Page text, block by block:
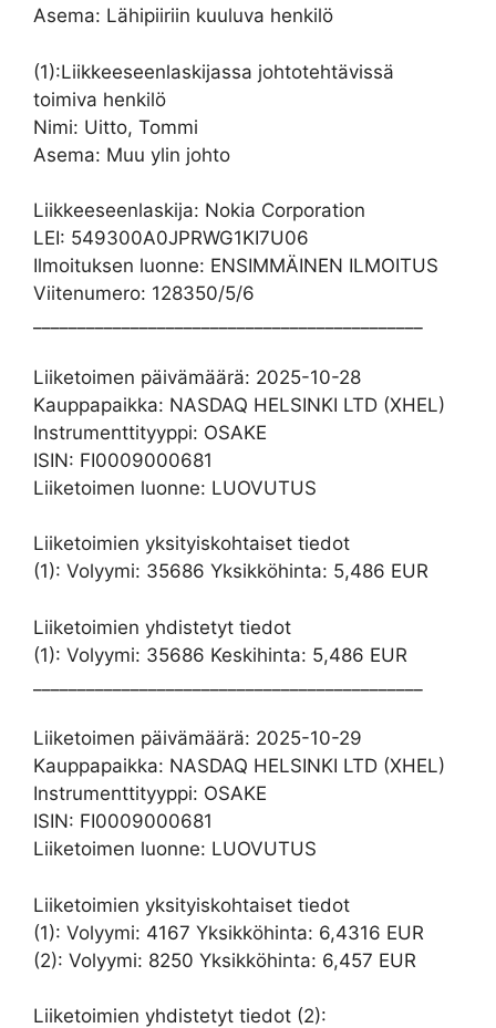
Asema: Lähipiiriin kuuluva henkilö
(1):Liikkeeseenlaskijassa johtotehtävissä
toimiva henkilö
Nimi: Uitto, Tommi
Asema: Muu ylin johto
Liikkeeseenlaskija: Nokia Corporation
LEI: 549300A0JPRWG1KI7U06
Ilmoituksen luonne: ENSIMMÄINEN ILMOITUS
Viitenumero: 128350/5/6
Liiketoimen päivämäärä: 2025-10-28
Kauppapaikka: NASDAQ HELSINKI LTD (XHEL)
Instrumenttityyppi: OSAKE
ISIN: FI0009000681
Liiketoimen luonne: LUOVUTUS
Liiketoimien yksityiskohtaiset tiedot
(1): Volyymi: 35686 Yksikköhinta: 5,486 EUR
Liiketoimien yhdistetyt tiedot
(1): Volyymi: 35686 Keskihinta: 5,486 EUR
Liiketoimen päivämäärä: 2025-10-29
Kauppapaikka: NASDAQ HELSINKI LTD (XHEL)
Instrumenttityyppi: OSAKE
ISIN: FI0009000681
Liiketoimen luonne: LUOVUTUS
Liiketoimien yksityiskohtaiset tiedot
(1): Volyymi: 4167 Yksikköhinta: 6,4316 EUR
(2): Volyymi: 8250 Yksikköhinta: 6,457 EUR
Liiketoimien yhdistetyt tiedot (2):